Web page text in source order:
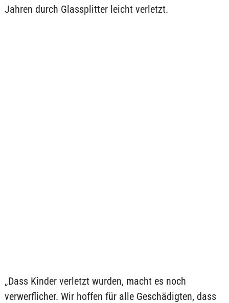
Jahren durch Glassplitter leicht verletzt.
„Dass Kinder verletzt wurden, macht es noch
verwerflicher. Wir hoffen für alle Geschädigten, dass